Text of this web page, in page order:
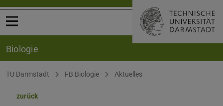
Menü öffnen
Biologie
Sie befinden sich hier:
TU Darmstadt FB Biologie Aktuelles
zurück